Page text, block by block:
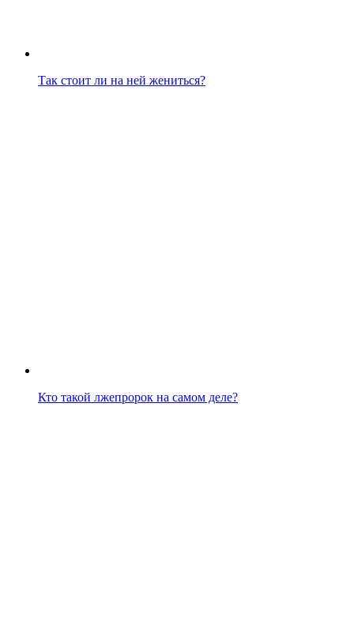
Так стоит ли на ней жениться?
Кто такой лжепророк на самом деле?